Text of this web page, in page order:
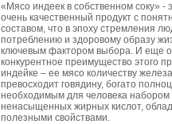
«Мясо индеек в собственном соку» -
очень качественный продукт с
составом, что в эпоху стремления
потреблению и здоровому образу
ключевым фактором выбора. И еще
конкурентное преимущество этого
индейке – ее мясо количеству
превосходит говядину, богато
необходимым для человека набором
ненасыщенных жирных кислот,
полезными свойствами.